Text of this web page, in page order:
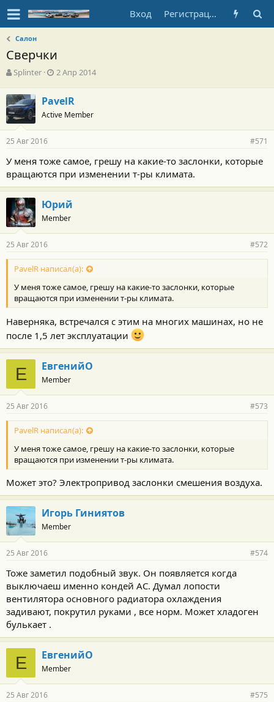
Вход Регистрация
Салон
Сверчки
А
т
о
р
т
е
м
ы
Splinter
Д
а
н
а
л
а
2 Апр 2014
PavelR
Active Member
25 Авг 2016 #571
У меня тоже самое, грешу на какие-то заслонки, которые
вращаются при изменении т-ры климата.
Юрий
Member
25 Авг 2016 #572
PavelR написал(а):
У меня тоже самое, грешу на какие-то заслонки, которые
вращаются при изменении т-ры климата.
Наверняка, встречался с этим на многих машинах, но не
после 1,5 лет эксплуатации
Е ЕвгенийО
Member
25 Авг 2016 #573
PavelR написал(а):
У меня тоже самое, грешу на какие-то заслонки, которые
вращаются при изменении т-ры климата.
Может это? Электропривод заслонки смешения воздуха.
Игорь Гиниятов
Member
25 Авг 2016 #574
Тоже заметил подобный звук. Он появляется когда
выключаеш именно кондей АС. Думал лопости
вентилятора основного радиатора охлаждения
задивают, покрутил руками , все норм. Может хладоген
булькает .
Е ЕвгенийО
Member
25 Авг 2016 #575